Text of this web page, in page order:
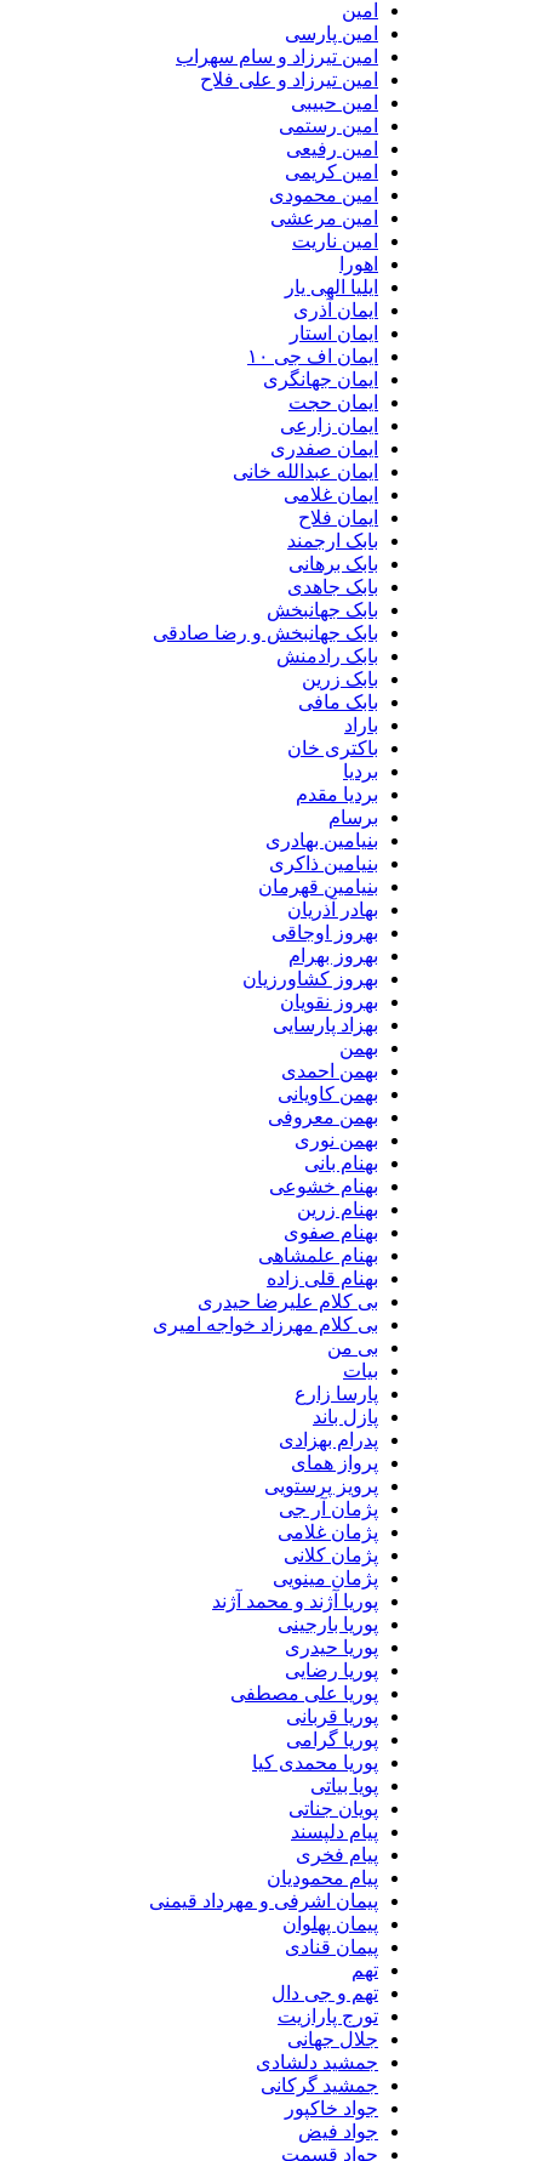
امین پارسی
امین تیرزاد و سام سهراب
امین تیرزاد و علی فلاح
امین حبیبی
امین رستمی
امین رفیعی
امین کریمی
امین محمودی
امین مرعشی
امین ناریت
ایلیا الهی یار
ایمان آذری
ایمان استار
ایمان اف جی ۱۰
ایمان جهانگری
ایمان حجت
ایمان زارعی
ایمان صفدری
ایمان عبدالله خانی
ایمان غلامی
ایمان فلاح
بابک ارجمند
بابک برهانی
بابک جاهدی
بابک جهانبخش
بابک جهانبخش و رضا صادقی
بابک رادمنش
بابک زرین
بابک مافی
باکتری خان
بردیا مقدم
بنیامین بهادری
بنیامین ذاکری
بنیامین قهرمان
بهادر آذریان
بهروز اوجاقی
بهروز بهرام
بهروز کشاورزیان
بهروز نقویان
بهزاد پارسایی
بهمن احمدی
بهمن کاویانی
بهمن معروفی
بهمن نوری
بهنام بانی
بهنام خشوعی
بهنام زرین
بهنام صفوی
بهنام علمشاهی
بهنام قلی زاده
بی کلام علیرضا حیدری
بی کلام مهرزاد خواجه امیری
پارسا زارع
پازل باند
پدرام بهزادی
پرواز همای
پرویز پرستویی
پژمان آر جی
پژمان غلامی
پژمان کلانی
پژمان مینویی
پوریا آژند و محمد آژند
پوریا بارجینی
پوریا حیدری
پوریا رضایی
پوریا علی مصطفی
پوریا قربانی
پوریا گرامی
پوریا محمدی کیا
پویا بیاتی
پویان جناتی
پیام دلپسند
پیام فخری
پیام محمودیان
پیمان اشرفی و مهرداد قیمنی
پیمان پهلوان
پیمان قنادی
تهم و جی دال
تورج پارازیت
جلال جهانی
جمشید دلشادی
جمشید گرکانی
جواد خاکپور
جواد فیض
جواد قسمت